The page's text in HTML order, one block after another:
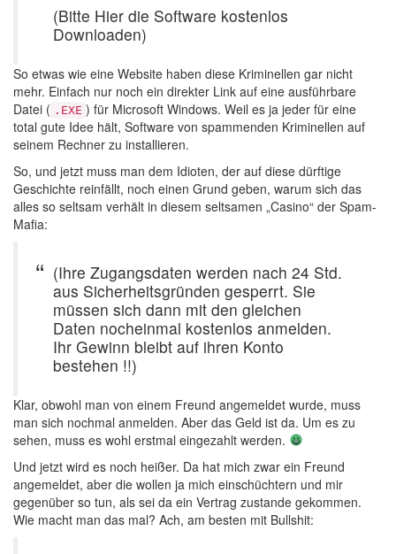
(Bitte Hier die Software kostenlos
Downloaden)
So etwas wie eine Website haben diese Kriminellen gar nicht
mehr. Einfach nur noch ein direkter Link auf eine ausführbare
Datei ( .EXE ) für Microsoft Windows. Weil es ja jeder für eine
total gute Idee hält, Software von spammenden Kriminellen auf
seinem Rechner zu installieren.
So, und jetzt muss man dem Idioten, der auf diese dürftige
Geschichte reinfällt, noch einen Grund geben, warum sich das
alles so seltsam verhält in diesem seltsamen „Casino“ der Spam-
Mafia:
(Ihre Zugangsdaten werden nach 24 Std.
aus Sicherheitsgründen gesperrt. Sie
müssen sich dann mit den gleichen
Daten nocheinmal kostenlos anmelden.
Ihr Gewinn bleibt auf ihren Konto
bestehen !!)
Klar, obwohl man von einem Freund angemeldet wurde, muss
man sich nochmal anmelden. Aber das Geld ist da. Um es zu
sehen, muss es wohl erstmal eingezahlt werden.
Und jetzt wird es noch heißer. Da hat mich zwar ein Freund
angemeldet, aber die wollen ja mich einschüchtern und mir
gegenüber so tun, als sei da ein Vertrag zustande gekommen.
Wie macht man das mal? Ach, am besten mit Bullshit: